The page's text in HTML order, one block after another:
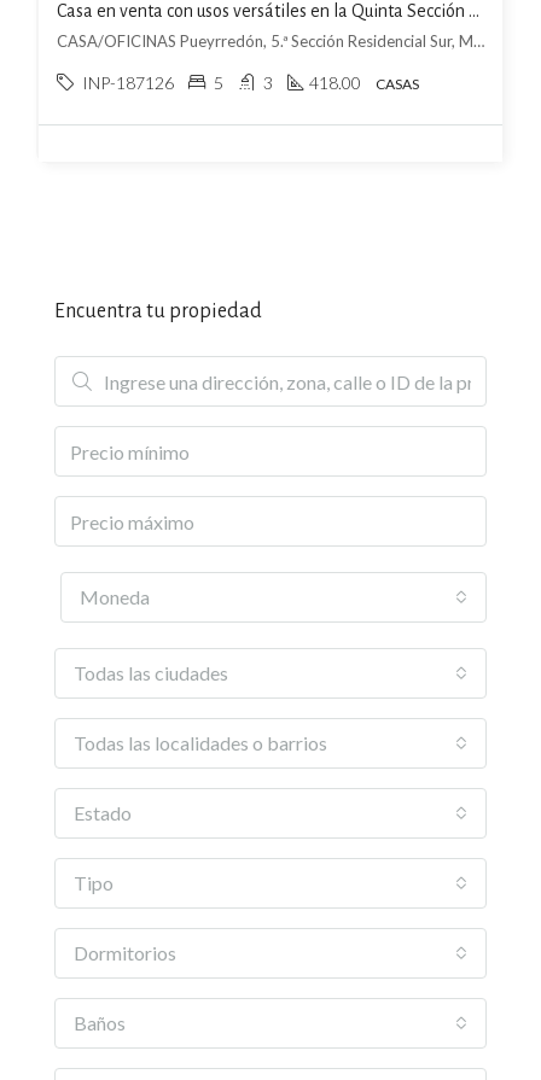
Casa en venta con usos versátiles en la Quinta Sección Residencial Sur
CASA/OFICINAS Pueyrredón, 5.ª Sección Residencial Sur, Mendoza
INP-187126 5 3 418.00 CASAS
Encuentra tu propiedad
Moneda
Todas las ciudades
Todas las localidades o barrios
Estado
Tipo
Dormitorios
Baños